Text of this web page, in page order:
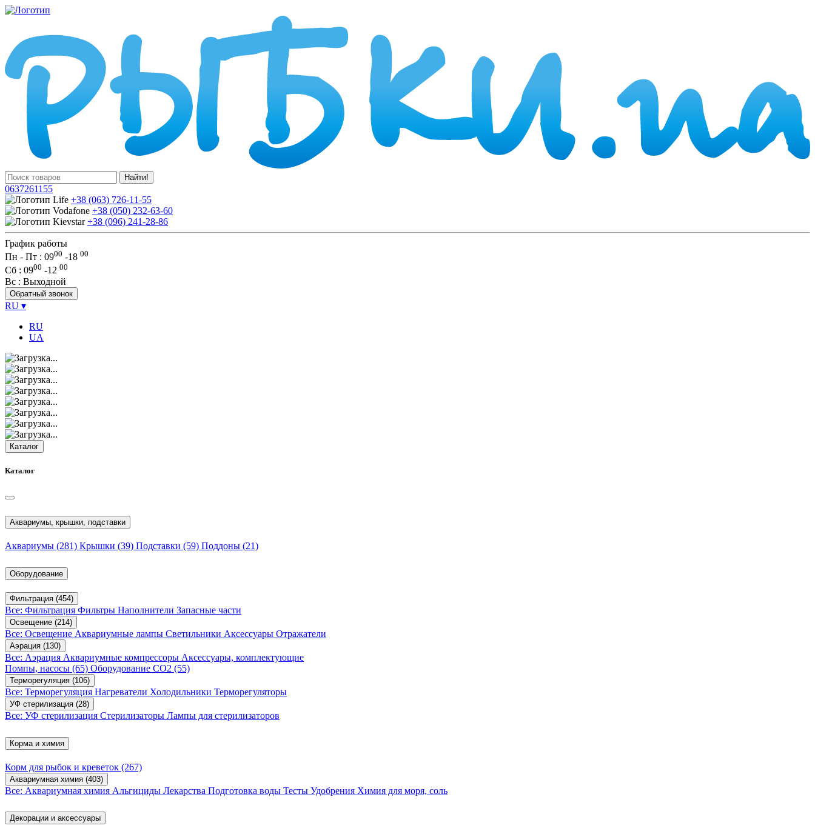
Найти!
0637261155
+38 (063) 726-11-55
+38 (050) 232-63-60
+38 (096) 241-28-86
График работы
Пн - Пт : 0900 -18 00
Сб : 0900 -12 00
Вс : Выходной
Обратный звонок
RU ▾
RU
UA
Каталог
Каталог
Аквариумы, крышки, подставки
Аквариумы (281) Крышки (39) Подставки (59) Поддоны (21)
Оборудование
Фильтрация (454)
Все: Фильтрация Фильтры Наполнители Запасные части
Освещение (214)
Все: Освещение Аквариумные лампы Светильники Аксессуары Отражатели
Аэрация (130)
Все: Аэрация Аквариумные компрессоры Аксессуары, комплектующие
Помпы, насосы (65) Оборудование CO2 (55)
Терморегуляция (106)
Все: Терморегуляция Нагреватели Холодильники Терморегуляторы
УФ стерилизация (28)
Все: УФ стерилизация Стерилизаторы Лампы для стерилизаторов
Корма и химия
Корм для рыбок и креветок (267)
Аквариумная химия (403)
Все: Аквариумная химия Альгициды Лекарства Подготовка воды Тесты Удобрения Химия для моря, соль
Декорации и аксессуары